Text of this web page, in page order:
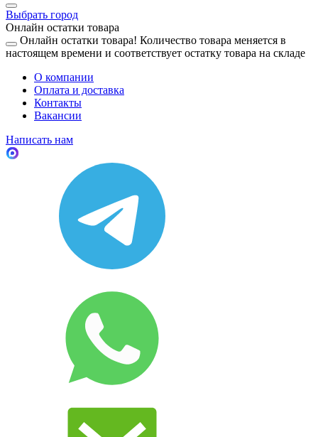
Выбрать город
Онлайн остатки товара
Онлайн остатки товара! Количество товара меняется в
настоящем времени и соответствует остатку товара на складе
О компании
Оплата и доставка
Контакты
Вакансии
Написать нам